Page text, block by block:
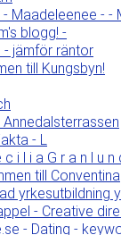
Maadeleenee - -
blogg! -
- jämför räntor
till Kungsbyn!
- L
i l i a G r a n l u n
till Conventina
yrkesutbildning
- Creative
- Dating -